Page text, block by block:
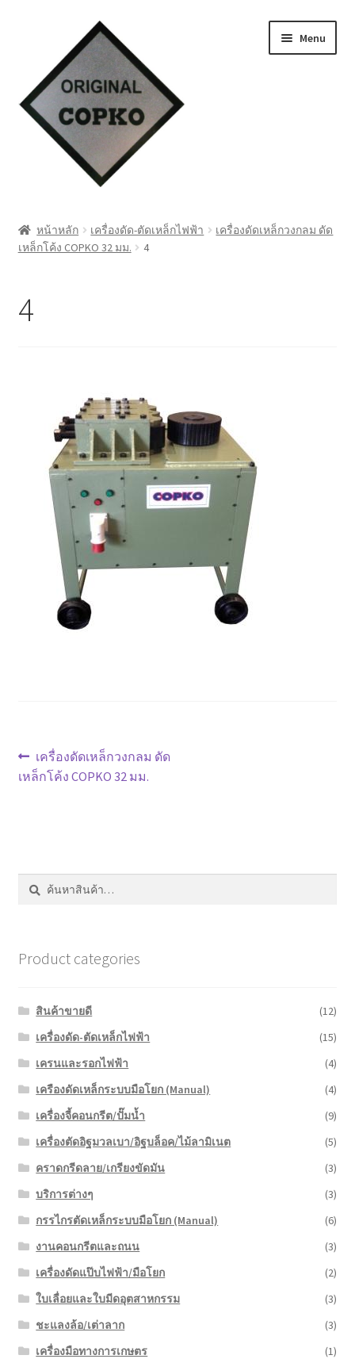
navigation
content
Menu
Cart
ติดต่อเรา
นโยบายการคืนเงิน
บทความ
ประวัติบริษัท
ลูกค้าของเรา
หน้าหลัก เครื่องดัด-ตัดเหล็กไฟฟ้า
เครื่องดัดเหล็กวงกลม ดัด
เหล็กโค้ง COPKO 32 มม.
4
4
แนะแนว
เรื่อง
Previous
post:
เครื่องดัดเหล็กวงกลม ดัด
เหล็กโค้ง COPKO 32 มม.
ค้นหา:
ค้นหา
Product categories
สินค้าขายดี
(12)
เครื่องดัด-ตัดเหล็กไฟฟ้า
(15)
เครนและรอกไฟฟ้า
(4)
เครืองดัดเหล็กระบบมือโยก (Manual)
(4)
เครื่องจี้คอนกรีต/ปั๊มน้ำ
(9)
เครื่องตัดอิฐมวลเบา/อิฐบล็อค/ไม้ลามิเนต
(5)
คราดกรีดลาย/เกรียงขัดมัน
(3)
บริการต่างๆ
(3)
กรรไกรตัดเหล็กระบบมือโยก (Manual)
(6)
งานคอนกรีตและถนน
(3)
เครื่องดัดแป๊บไฟฟ้า/มือโยก
(2)
ใบเลื่อยและใบมีดอุตสาหกรรม
(3)
ชะแลงล้อ/เต่าลาก
(3)
เครื่องมือทางการเกษตร
(1)